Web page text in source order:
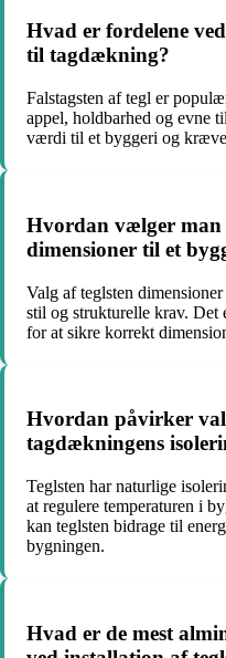
Hvad er fordelene
til tagdækning?
Falstagsten af tegl er
appel, holdbarhed og evne
værdi til et byggeri og
Hvordan vælger man
dimensioner til et
Valg af teglsten
stil og strukturelle krav. Det
for at sikre korrekt
Hvordan påvirker
tagdækningens
Teglsten har naturlige
at regulere temperaturen i
kan teglsten bidrage til
bygningen.
Hvad er de mest